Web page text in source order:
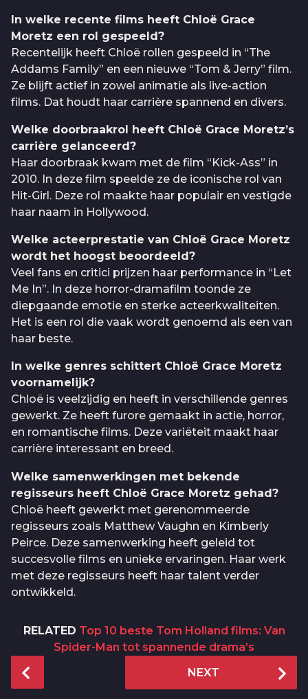
In welke recente films heeft Chloë Grace
Moretz een rol gespeeld?
Recentelijk heeft Chloë rollen gespeeld in “The
Addams Family” en een nieuwe “Tom & Jerry” film.
Ze blijft actief in zowel animatie als live-action
films. Dat houdt haar carrière spannend en divers.
Welke doorbraakrol heeft Chloë Grace Moretz’s
carrière gelanceerd?
Haar doorbraak kwam met de film “Kick-Ass” in
2010. In deze film speelde ze de iconische rol van
Hit-Girl. Deze rol maakte haar populair en vestigde
haar naam in Hollywood.
Welke acteerprestatie van Chloë Grace Moretz
wordt het hoogst beoordeeld?
Veel fans en critici prijzen haar performance in “Let
Me In”. In deze horror-dramafilm toonde ze
diepgaande emotie en sterke acteerkwaliteiten.
Het is een rol die vaak wordt genoemd als een van
haar beste.
In welke genres schittert Chloë Grace Moretz
voornamelijk?
Chloë is veelzijdig en heeft in verschillende genres
gewerkt. Ze heeft furore gemaakt in actie, horror,
en romantische films. Deze variëteit maakt haar
carrière interessant en breed.
Welke samenwerkingen met bekende
regisseurs heeft Chloë Grace Moretz gehad?
Chloë heeft gewerkt met gerenommeerde
regisseurs zoals Matthew Vaughn en Kimberly
Peirce. Deze samenwerking heeft geleid tot
succesvolle films en unieke ervaringen. Haar werk
met deze regisseurs heeft haar talent verder
ontwikkeld.
RELATED Top 10 beste Tom Holland films: Van
Spider-Man tot spannende drama’s
P
o
NEXT